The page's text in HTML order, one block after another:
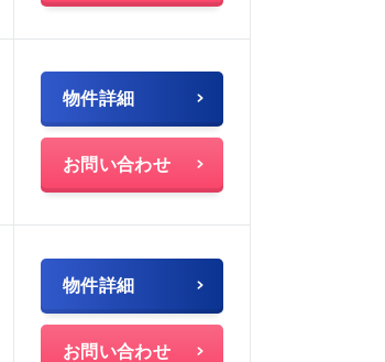
物件詳細
お問い合わせ
物件詳細
お問い合わせ